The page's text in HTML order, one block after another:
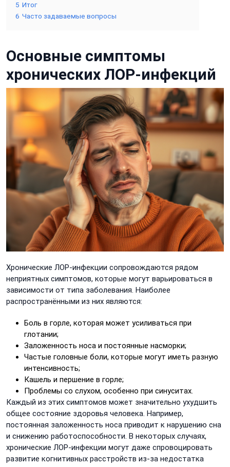
5 Итог
6 Часто задаваемые вопросы
Основные симптомы
хронических ЛОР-инфекций
Хронические ЛОР-инфекции сопровождаются рядом
неприятных симптомов, которые могут варьироваться в
зависимости от типа заболевания. Наиболее
распространёнными из них являются:
Боль в горле, которая может усиливаться при
глотании;
Заложенность носа и постоянные насморки;
Частые головные боли, которые могут иметь разную
интенсивность;
Кашель и першение в горле;
Проблемы со слухом, особенно при синуситах.
Каждый из этих симптомов может значительно ухудшить
общее состояние здоровья человека. Например,
постоянная заложенность носа приводит к нарушению сна
и снижению работоспособности. В некоторых случаях,
хронические ЛОР-инфекции могут даже спровоцировать
развитие когнитивных расстройств из-за недостатка